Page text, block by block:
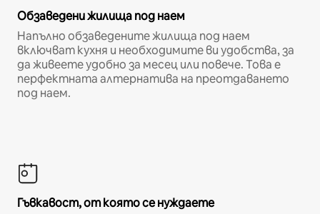
Обзаведени жилища под наем
Напълно обзаведените жилища под наем
включват кухня и необходимите ви удобства, за
да живеете удобно за месец или повече. Това е
перфектната алтернатива на преотдаването
под наем.
Гъвкавост, от която се нуждаете